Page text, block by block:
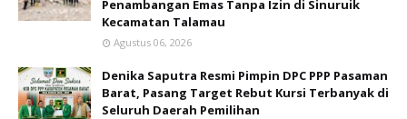
Penambangan Emas Tanpa Izin di Sinuruik
Kecamatan Talamau
Agustus 06, 2026
Denika Saputra Resmi Pimpin DPC PPP Pasaman
Barat, Pasang Target Rebut Kursi Terbanyak di
Seluruh Daerah Pemilihan